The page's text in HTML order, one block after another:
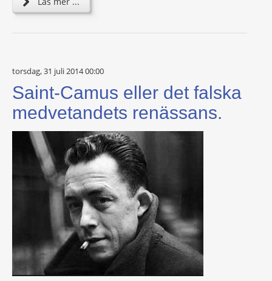
torsdag, 31 juli 2014 00:00
Saint-Camus eller det falska
medvetandets renässans.